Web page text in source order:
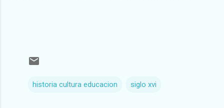
historia cultura educacion siglo xvi